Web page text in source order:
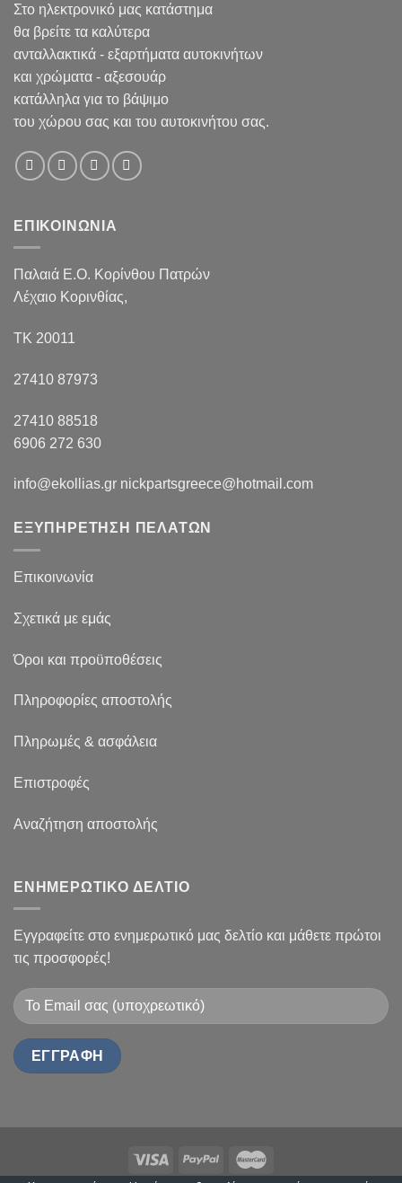
Στο ηλεκτρονικό μας κατάστημα
θα βρείτε τα καλύτερα
ανταλλακτικά - εξαρτήματα αυτοκινήτων
και χρώματα - αξεσουάρ
κατάλληλα για το βάψιμο
του χώρου σας και του αυτοκινήτου σας.
ΕΠΙΚΟΙΝΩΝΙΑ
Παλαιά Ε.Ο. Κορίνθου Πατρών
Λέχαιο Κορινθίας,
ΤΚ 20011
27410 87973
27410 88518
6906 272 630
info@ekollias.gr nickpartsgreece@hotmail.com
ΕΞΥΠΗΡΕΤΗΣΗ ΠΕΛΑΤΩΝ
Επικοινωνία
Σχετικά με εμάς
Όροι και προϋποθέσεις
Πληροφορίες αποστολής
Πληρωμές & ασφάλεια
Επιστροφές
Αναζήτηση αποστολής
ΕΝΗΜΕΡΩΤΙΚΟ ΔΕΛΤΙΟ
Εγγραφείτε στο ενημερωτικό μας δελτίο και μάθετε πρώτοι
τις προσφορές!